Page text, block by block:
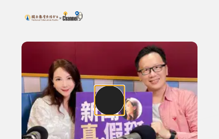
上方功能區塊
搜尋關鍵字：可輸入節目名稱、主持人或關鍵字